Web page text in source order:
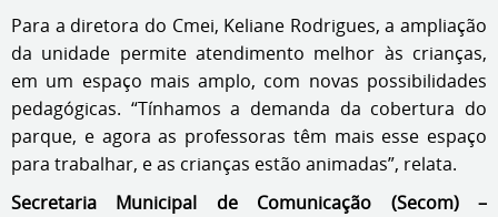
Para a diretora do Cmei, Keliane Rodrigues, a ampliação
da unidade permite atendimento melhor às crianças,
em um espaço mais amplo, com novas possibilidades
pedagógicas. “Tínhamos a demanda da cobertura do
parque, e agora as professoras têm mais esse espaço
para trabalhar, e as crianças estão animadas”, relata.
Secretaria Municipal de Comunicação (Secom) –